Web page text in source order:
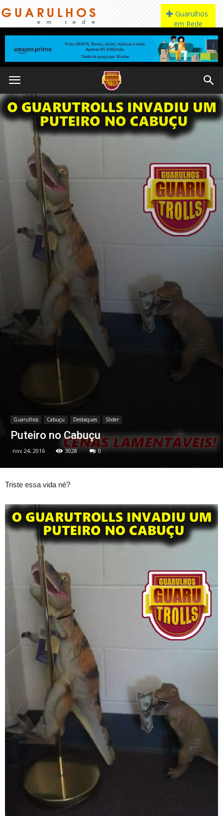
Guarulhos Cabuçu Destaques Slider
Puteiro no Cabuçu
nov 24, 2016 3028 0
Triste essa vida né?